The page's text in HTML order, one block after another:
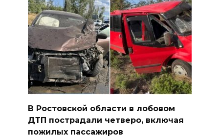
В Ростовской области в лобовом
ДТП пострадали четверо, включая
пожилых пассажиров